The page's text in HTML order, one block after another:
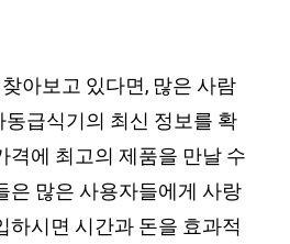
아보고 있다면, 많은 사람
급식기의 최신 정보를 확
격에 최고의 제품을 만날 수
은 많은 사용자들에게 사랑
하시면 시간과 돈을 효과적